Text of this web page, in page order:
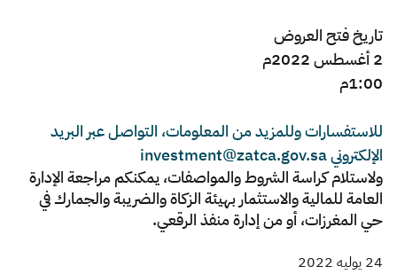
تاريخ فتح العروض
2 أغسطس 2022م
1:00م ​
للاستفسارات وللمزيد من المعلومات، التواصل عبر البريد
الإلكتروني investment@zatca.gov.sa
ولاستلام كراسة الشروط والمواصفات، يمكنكم مراجعة الإدارة
العامة للمالية والاستثمار بهيئة الزكاة والضريبة والجمارك في
حي المغرزات، أو من إدارة منفذ الرقعي.​
24 يوليه 2022